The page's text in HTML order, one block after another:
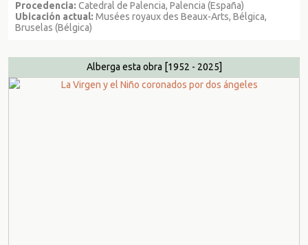
Procedencia: Catedral de Palencia, Palencia (España)
Ubicación actual: Musées royaux des Beaux-Arts, Bélgica,
Bruselas (Bélgica)
Alberga esta obra [1952 - 2025]